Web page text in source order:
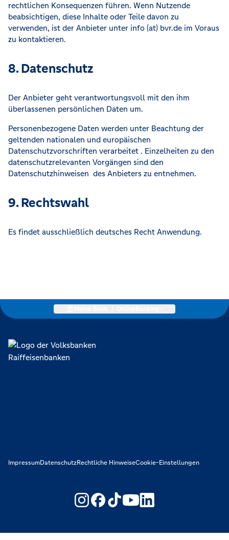
rechtlichen Konsequenzen führen. Wenn Nutzende
beabsichtigen, diese Inhalte oder Teile davon zu
verwenden, ist der Anbieter unter info (at) bvr.de im Voraus
zu kontaktieren.
8. Datenschutz
Der Anbieter geht verantwortungsvoll mit den ihm
überlassenen persönlichen Daten um.
Personenbezogene Daten werden unter Beachtung der
geltenden nationalen und europäischen
Datenschutzvorschriften verarbeitet . Einzelheiten zu den
datenschutzrelevanten Vorgängen sind den
Datenschutzhinweisen des Anbieters zu entnehmen.
9. Rechtswahl
Es findet ausschließlich deutsches Recht Anwendung.
ImpressumDatenschutzRechtliche HinweiseCookie-Einstellungen
https://www.youtube.com/
https://